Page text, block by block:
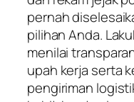
pernah
pilihan Anda.
menilai
upah kerja serta
pengiriman